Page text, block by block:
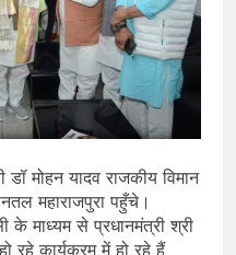
मोहन यादव राजकीय विमान
महाराजपुरा पहुँचे।
के माध्यम से प्रधानमंत्री श्री
रहे कार्यक्रम में हो रहे हैं